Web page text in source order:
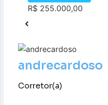
R$ 255.000,00
andrecardoso
Corretor(a)